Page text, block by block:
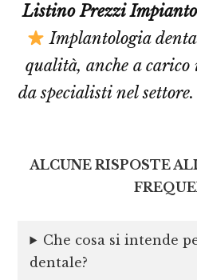
Listino Prezzi
Implantologia
qualità, anche a carico
da specialisti nel
ALCUNE RISPOSTE
Che cosa si intende
dentale?